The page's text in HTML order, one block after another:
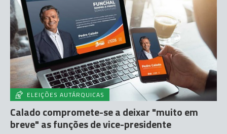
ELEIÇÕES AUTÁRQUICAS
Calado compromete-se a deixar "muito em
breve" as funções de vice-presidente